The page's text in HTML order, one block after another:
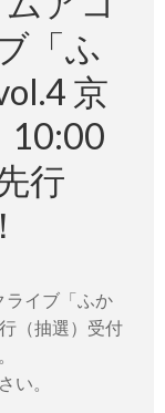
「ふ
京
10:00
行
ライブ「ふか
（抽選）受付
い。